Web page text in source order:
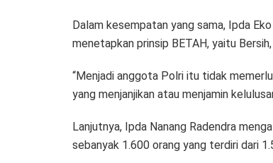
Dalam kesempatan yang sama, Ipda
menetapkan prinsip BETAH, yaitu
“Menjadi anggota Polri itu tidak
yang menjanjikan atau menjamin
Lanjutnya, Ipda Nanang Radendra
sebanyak 1.600 orang yang terdiri dari